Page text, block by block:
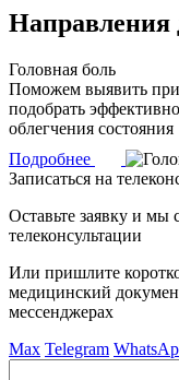
Направления
Головная боль
Поможем выявить
подобрать
облегчения состояния
Подробнее
Записаться на
Оставьте заявку и мы
телеконсультации
Или пришлите
медицинский
мессенджерах
Max Telegram